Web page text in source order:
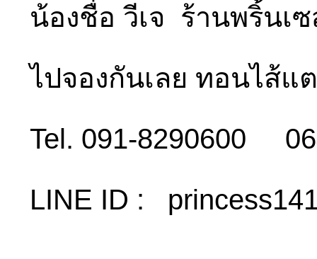
น้องชื่อ วีเจ ร้านพริ้นเ
ไปจองกันเลย ทอนไส้
Tel. 091-8290600
LINE ID :